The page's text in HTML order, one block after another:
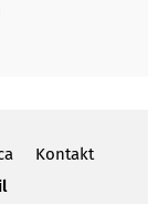
Kontakt